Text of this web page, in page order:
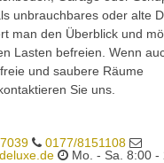
unbrauchbares oder alte
man den Überblick und
Lasten befreien. Wenn
und saubere Räume
Sie uns.
0177/8151108
Mo. - Sa. 8:00 -